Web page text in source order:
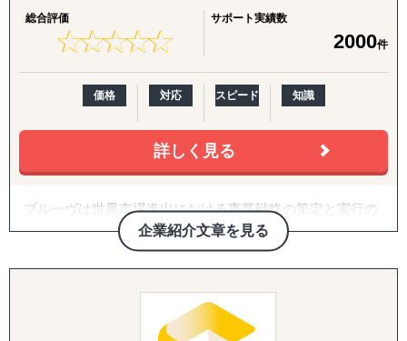
海外展開の「最初の一歩」として、有望国選定・需要調
査・現地規制調査・初期戦略設計・初期営業仮説の整理ま
でを短期集中で実施。方向性を明確にし、次の意思決定に
つなげます。
【海外進出パッケージ（米国）】
準備・戦略フェーズ（事前整理/分析・FDA対応・B2B/EC
準備）から、実行・検証フェーズ（営業代行・パートナー
開拓、小売テスト販売、Amazon運用、販売データ分析、
ます。
【パッケージに追加・継続できる支援メニュー】
導入企業さまのニーズに応じ、以下のオプション・中長期
施策を柔軟に組み合わせてご提供します。
英語クリエイティブ：
単なる助言やデスクワークではなく、進出後の事業推進ま
で伴走します。
・柔軟かつ包括的なサービス提供：
企業様ごとに最適化したカスタムメイドの支援を提供しま
Visalはインドネシアを中心に、以下の主要国を対象とした
・インドネシア
・フィリピン
・ベトナム
※その他の新興国・地域についてもご相談いただけます。
常識にとらわれない発想で、通常の貿易会社では対応困難
な案件にも果敢に挑戦。
生き物・植物の輸出入や、特殊貨物の取扱いなど、
専門性の高いサービスを提供しています。
【両方向のビジネス支援】
日本から海外への展開支援だけでなく、海外企業の日本進
輸入→保管→ピッキング→発送までのワンストップ物流体
、EC販売やオムニチャネル展開もスムーズに実現します。
海外（台湾・タイ・シンガポール他）での営業代行
グローバル輸出入サポート（コンテナ手配、通関手続き
総合評価
★★★★★
★★★★★
サポート実績数
2000件
価格 対応 スピード 知識
詳しく見る
企業紹介文章を見る
プルーヴは世界市場進出における事業戦略の策定と実行の
サポートを行っている企業です。
「グローバルを身近に」をミッションとし、「現地事情」
に精通したコンサルタントと「現地パートナー」との密な
連携による「現地のリアルな情報」を基にクライアント企
業様の世界市場への挑戦を成功へと導きます。